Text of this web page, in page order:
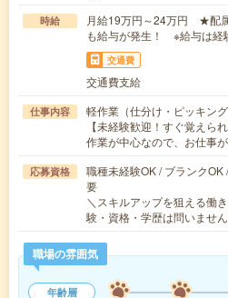
時給
月給19万円～24万円 ★配
も給与が発生！ ※給与は経
交通費
交通費支給
仕事内容
軽作業（仕分け・ピッキン
【未経験歓迎！すぐ覚えら
作業が中心なので、お仕事
応募資格
職種未経験OK / ブランク
要
＼スキルアップを狙える働
験・資格・学歴は問いませ
職場の雰囲気
年齢層